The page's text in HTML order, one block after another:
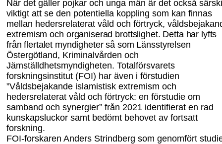
När det gäller pojkar och unga män är det också
viktigt att se den potentiella koppling som kan finnas
mellan hedersrelaterat våld och förtryck, vålds
extremismoch organiserad brottslighet. Detta har lyfts
från flertalet myndigheter så som Länsstyrelsen
Östergötland, Kriminalvården och
Jämställdhetsmyndigheten. Totalförsvarets
forskningsinstitut (FOI) har även i förstudien
”Våldsbejakande islamistisk extremism och
hedersrelaterat våld och förtryck: en förstudie om
samband och synergier” från 2021 identifierat en rad
kunskapsluckor samt bedömt behovet av fortsatt
forskning.
FOI-forskaren Anders Strindberg som genomfört